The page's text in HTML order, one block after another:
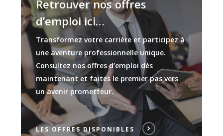
Retrouver nos offres
d’emploi ici…
Transformez votre carrière et participez à
une aventure professionnelle unique.
Consultez nos offres d’emploi dès
maintenant et faites le premier pas vers
un avenir prometteur.
LES OFFRES DISPONIBLES